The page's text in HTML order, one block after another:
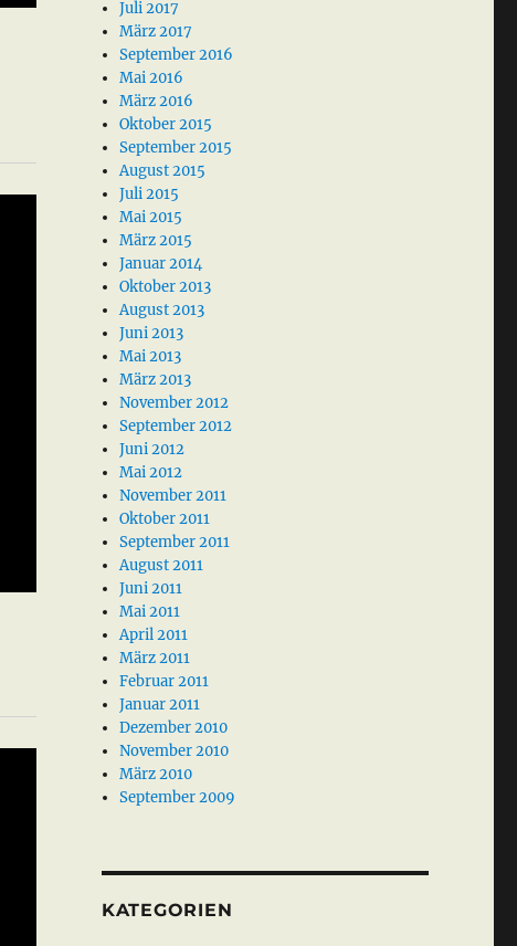
Juli 2017
März 2017
September 2016
Mai 2016
März 2016
Oktober 2015
September 2015
August 2015
Juli 2015
Mai 2015
März 2015
Januar 2014
Oktober 2013
August 2013
Juni 2013
Mai 2013
März 2013
November 2012
September 2012
Juni 2012
Mai 2012
November 2011
Oktober 2011
September 2011
August 2011
Juni 2011
Mai 2011
April 2011
März 2011
Februar 2011
Januar 2011
Dezember 2010
November 2010
März 2010
September 2009
KATEGORIEN